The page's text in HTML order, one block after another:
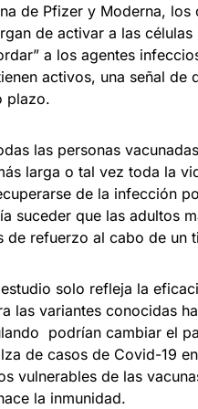
de Pfizer y Moderna,
de activar a las
a los agentes
activos, una señal de
plazo.
las personas
larga o tal vez toda la
de la infección
suceder que las adultos
de refuerzo al cabo de un
estudio solo refleja la
las variantes conocidas
podrían cambiar el
de casos de Covid-19
vulnerables de las
la inmunidad.